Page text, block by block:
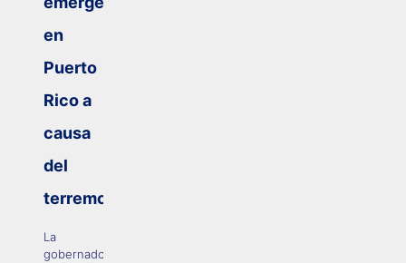
en
Puerto
Rico a
causa
del
terremoto
La
gobernadora